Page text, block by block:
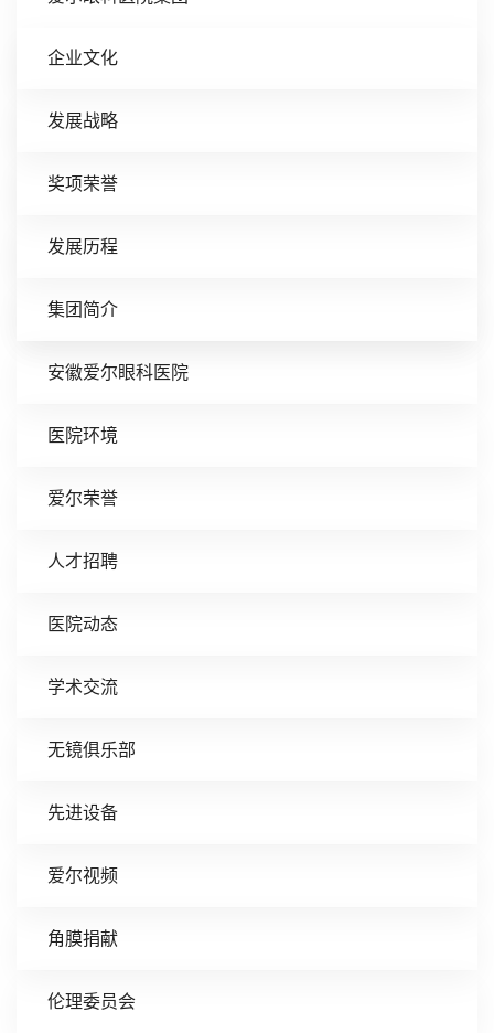
企业文化
发展战略
奖项荣誉
发展历程
集团简介
安徽爱尔眼科医院
医院环境
爱尔荣誉
人才招聘
医院动态
学术交流
无镜俱乐部
先进设备
爱尔视频
角膜捐献
伦理委员会